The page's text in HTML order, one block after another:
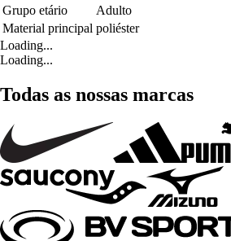
Grupo etário
Adulto
Material principal poliéster
Loading...
Loading...
Todas as nossas marcas